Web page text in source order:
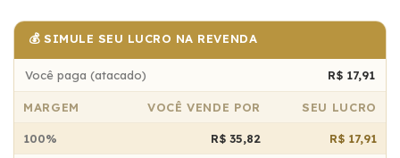
💰 SIMULE SEU LUCRO NA REVENDA
Você paga (atacado) R$ 17,91
MARGEM VOCÊ VENDE POR SEU LUCRO
100% R$ 35,82 R$ 17,91